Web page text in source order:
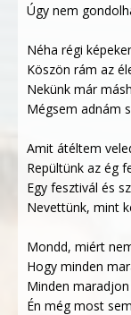
Úgy nem
Néha régi
Köszön rám az
Nekünk már
Mégsem adnám
Amit átéltem
Repültünk az ég
Egy fesztivál és
Nevettünk, mint
Mondd, miért
Hogy minden
Minden maradjon
Én még most